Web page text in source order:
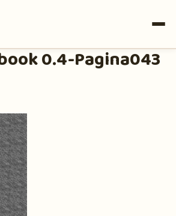
0.4-Pagina043